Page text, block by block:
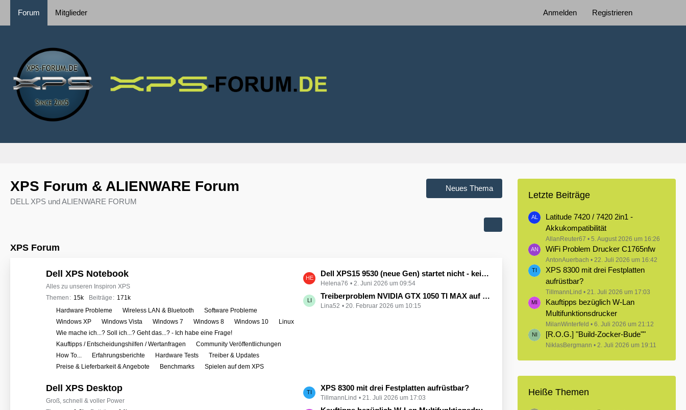
Forum Mitglieder Anmelden Registrieren
XPS Forum & ALIENWARE Forum
DELL XPS und ALIENWARE FORUM
Neues Thema
XPS Forum
Dell XPS Notebook
Alles zu unseren Inspiron XPS
Themen
15k Beiträge 171k
L
e
t
z
r
ä
g
Dell XPS15 9530 (neue Gen) startet nicht - kein booten, kein Licht - nichts tut sich - hat jemand eine Idee wie man ihn zum Leben erwecken könnte?
Helena76 2. Juni 2026 um 09:54
Treiberproblem NVIDIA GTX 1050 TI MAX auf XPS 9570 Windows 11
Lina52 20. Februar 2026 um 10:15
r
e
Hardware Probleme Wireless LAN & Bluetooth
Software Probleme
Windows XP
Windows Vista Windows 7 Windows 8 Windows 10
Linux
Wie mache ich...? Soll ich...? Geht das...? - Ich habe eine Frage!
Kauftipps / Entscheidungshilfen / Wertanfragen
Community Veröffentlichungen
How To...
Erfahrungsberichte Hardware Tests
Treiber & Updates
Preise & Lieferbarkeit & Angebote
Benchmarks Spielen auf dem XPS
Dell XPS Desktop
Groß, schnell & voller Power
L
e
XPS 8300 mit drei Festplatten aufrüstbar?
TillmannLind 21. Juli 2026 um 17:03
Letzte Beiträge
Latitude 7420 / 7420 2in1 -
Akkukompatibilität
AllanReuter67 5. August 2026 um 16:26
WiFi Problem Drucker C1765nfw
AntonAuerbach 22. Juli 2026 um 16:42
XPS 8300 mit drei Festplatten
aufrüstbar?
TillmannLind 21. Juli 2026 um 17:03
Kauftipps bezüglich W-Lan
Multifunktionsdrucker
MilanWinterfeld 6. Juli 2026 um 21:12
[R.O.G.] "Build-Zocker-Bude""
NiklasBergmann 2. Juli 2026 um 19:11
Heiße Themen